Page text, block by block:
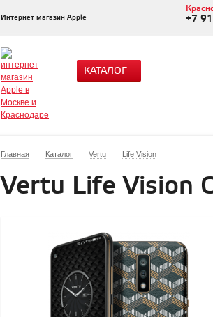
Интернет магазин Apple +7
КАТАЛОГ
Главная Каталог Vertu Life Vision
Vertu Life Vision